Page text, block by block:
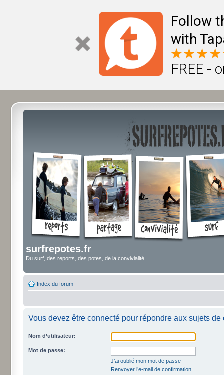
Follow
with
FREE -
surfrepotes.fr
Du surf, des reports, des potes, de la convivialité
Index du forum
Vous devez être connecté pour répondre aux sujets de
Nom d’utilisateur:
Mot de passe:
J’ai oublié mon mot de passe
Renvoyer l’e-mail de confirmation